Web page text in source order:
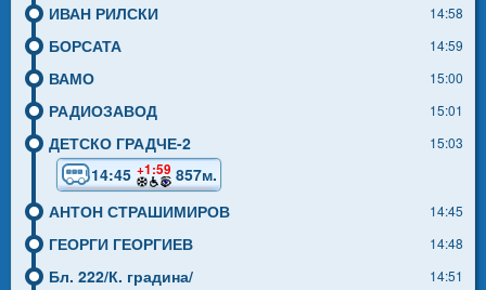
ИВАН РИЛСКИ 14:58
БОРСАТА 14:59
ВАМО 15:00
РАДИОЗАВОД 15:01
ДЕТСКО ГРАДЧЕ-2 15:03
14:45 +1:59 857м.
АНТОН СТРАШИМИРОВ
14:45
ГЕОРГИ ГЕОРГИЕВ 14:48
Бл. 222/К. градина/ 14:51